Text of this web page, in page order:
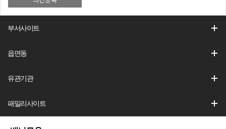
부서사이트
읍면동
유관기관
패밀리사이트